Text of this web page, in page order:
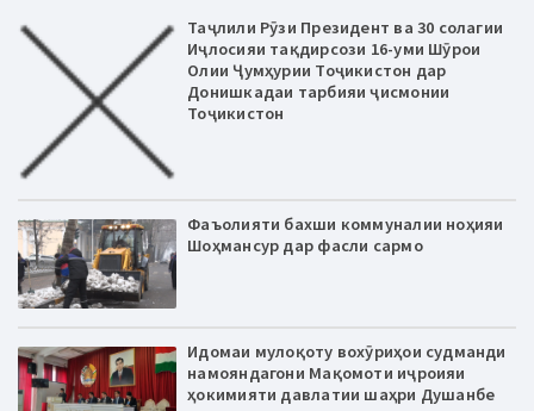
Таҷлили Рӯзи Президент ва 30 солагии
Иҷлосияи тақдирсози 16-уми Шӯрои
Олии Ҷумҳурии Тоҷикистон дар
Донишкадаи тарбияи ҷисмонии
Тоҷикистон
Фаъолияти бахши коммуналии ноҳияи
Шоҳмансур дар фасли сармо
Идомаи мулоқоту вохӯриҳои судманди
намояндагони Мақомоти иҷроияи
ҳокимияти давлатии шаҳри Душанбе